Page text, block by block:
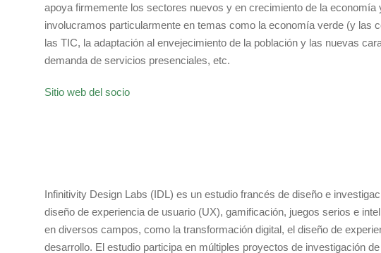
apoya firmemente los sectores nuevos y en crecimiento de la
involucramos particularmente en temas como la economía verde (y las
las TIC, la adaptación al envejecimiento de la población y las nuevas
demanda de servicios presenciales, etc.
Sitio web del socio
Infinitivity Design Labs (IDL) es un estudio francés de diseño e
diseño de experiencia de usuario (UX), gamificación, juegos serios e
en diversos campos, como la transformación digital, el diseño de
desarrollo. El estudio participa en múltiples proyectos de investigación